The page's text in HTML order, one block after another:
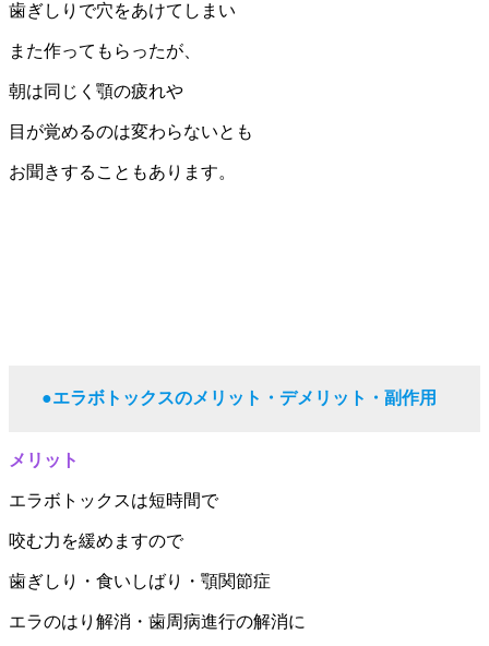
歯ぎしりで穴をあけてしまい
また作ってもらったが、
朝は同じく顎の疲れや
目が覚めるのは変わらないとも
お聞きすることもあります。
●エラボトックスのメリット・デメリット・副作用
メリット
エラボトックスは短時間で
咬む力を緩めますので
歯ぎしり・食いしばり・顎関節症
エラのはり解消・歯周病進行の解消に